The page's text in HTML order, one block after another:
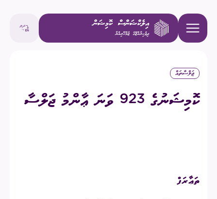
ޖަލްސާތައް
ކޮމިޝަނުގެ 923 ވަނަ ޢާންމު ޖަލްސާ
ތަޢާރަފް